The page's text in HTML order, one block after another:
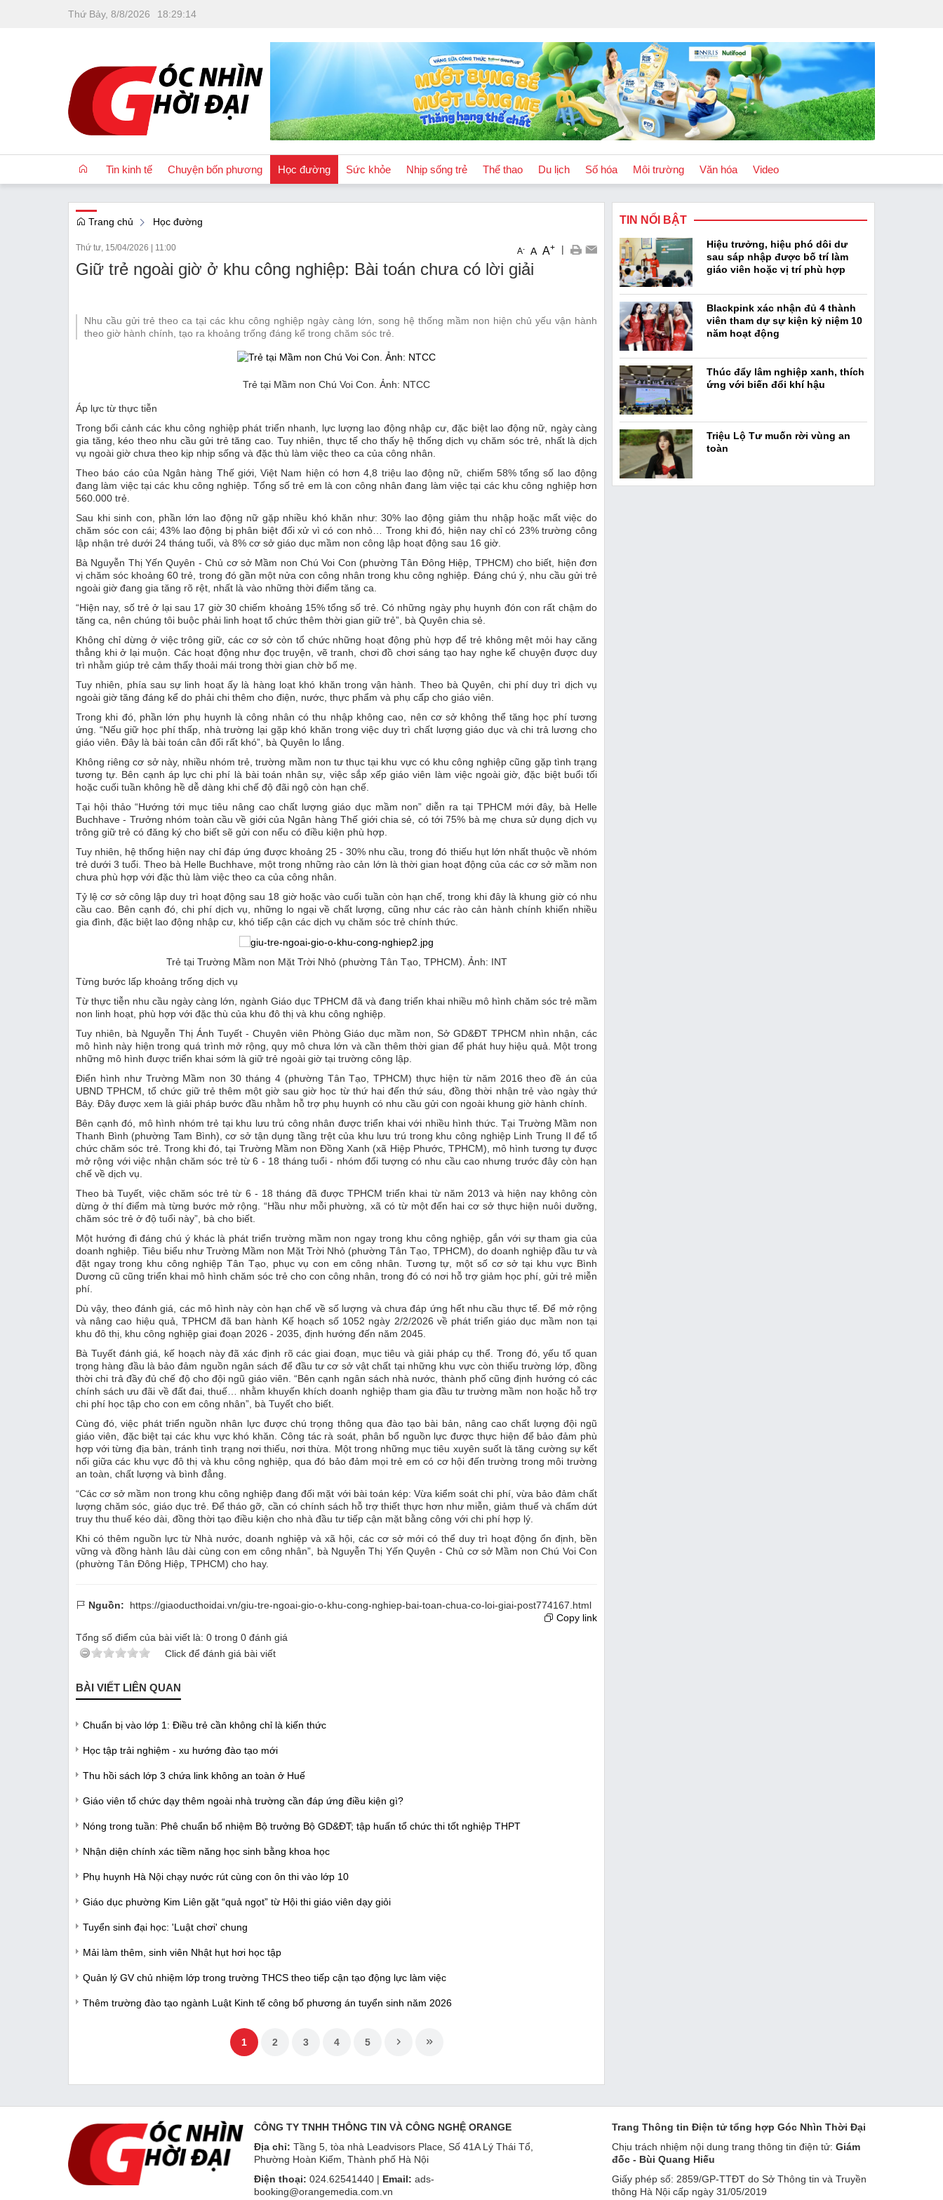
Thứ Bảy, 8/8/2026 18:29:15
Tin kinh tế
Tài chính
Thị trường
Chuyện bốn phương Học đường Sức khỏe Nhịp sống trẻ Thể thao Du lịch Số hóa Môi trường Văn hóa
Podcast
Video
Trang chủ Học đường
Thứ tư, 15/04/2026 11:00 A- A A+ |
Giữ trẻ ngoài giờ ở khu công nghiệp: Bài toán chưa có lời giải
Nhu cầu gửi trẻ theo ca tại các khu công nghiệp ngày càng lớn, song hệ thống mầm non hiện chủ yếu vận hành
theo giờ hành chính, tạo ra khoảng trống đáng kể trong chăm sóc trẻ.
Trẻ tại Mầm non Chú Voi Con. Ảnh: NTCC
Áp lực từ thực tiễn
Trong bối cảnh các khu công nghiệp phát triển nhanh, lực lượng lao động nhập cư, đặc biệt lao động nữ, ngày càng
gia tăng, kéo theo nhu cầu gửi trẻ tăng cao. Tuy nhiên, thực tế cho thấy hệ thống dịch vụ chăm sóc trẻ, nhất là dịch
vụ ngoài giờ chưa theo kịp nhịp sống và đặc thù làm việc theo ca của công nhân.
Theo báo cáo của Ngân hàng Thế giới, Việt Nam hiện có hơn 4,8 triệu lao động nữ, chiếm 58% tổng số lao động
đang làm việc tại các khu công nghiệp. Tổng số trẻ em là con công nhân đang làm việc tại các khu công nghiệp hơn
560.000 trẻ.
Sau khi sinh con, phần lớn lao động nữ gặp nhiều khó khăn như: 30% lao động giảm thu nhập hoặc mất việc do
chăm sóc con cái; 43% lao động bị phân biệt đối xử vì có con nhỏ… Trong khi đó, hiện nay chỉ có 23% trường công
lập nhận trẻ dưới 24 tháng tuổi, và 8% cơ sở giáo dục mầm non công lập hoạt động sau 16 giờ.
Bà Nguyễn Thị Yến Quyên - Chủ cơ sở Mầm non Chú Voi Con (phường Tân Đông Hiệp, TPHCM) cho biết, hiện đơn
vị chăm sóc khoảng 60 trẻ, trong đó gần một nửa con công nhân trong khu công nghiệp. Đáng chú ý, nhu cầu gửi trẻ
ngoài giờ đang gia tăng rõ rệt, nhất là vào những thời điểm tăng ca.
“Hiện nay, số trẻ ở lại sau 17 giờ 30 chiếm khoảng 15% tổng số trẻ. Có những ngày phụ huynh đón con rất chậm do
tăng ca, nên chúng tôi buộc phải linh hoạt tổ chức thêm thời gian giữ trẻ”, bà Quyên chia sẻ.
Không chỉ dừng ở việc trông giữ, các cơ sở còn tổ chức những hoạt động phù hợp để trẻ không mệt mỏi hay căng
thẳng khi ở lại muộn. Các hoạt động như đọc truyện, vẽ tranh, chơi đồ chơi sáng tạo hay nghe kể chuyện được duy
trì nhằm giúp trẻ cảm thấy thoải mái trong thời gian chờ bố mẹ.
Tuy nhiên, phía sau sự linh hoạt ấy là hàng loạt khó khăn trong vận hành. Theo bà Quyên, chi phí duy trì dịch vụ
ngoài giờ tăng đáng kể do phải chi thêm cho điện, nước, thực phẩm và phụ cấp cho giáo viên.
Trong khi đó, phần lớn phụ huynh là công nhân có thu nhập không cao, nên cơ sở không thể tăng học phí tương
ứng. “Nếu giữ học phí thấp, nhà trường lại gặp khó khăn trong việc duy trì chất lượng giáo dục và chi trả lương cho
giáo viên. Đây là bài toán cân đối rất khó”, bà Quyên lo lắng.
Không riêng cơ sở này, nhiều nhóm trẻ, trường mầm non tư thục tại khu vực có khu công nghiệp cũng gặp tình trạng
tương tự. Bên cạnh áp lực chi phí là bài toán nhân sự, việc sắp xếp giáo viên làm việc ngoài giờ, đặc biệt buổi tối
hoặc cuối tuần không hề dễ dàng khi chế độ đãi ngộ còn hạn chế.
Tại hội thảo “Hướng tới mục tiêu nâng cao chất lượng giáo dục mầm non” diễn ra tại TPHCM mới đây, bà Helle
Buchhave - Trưởng nhóm toàn cầu về giới của Ngân hàng Thế giới chia sẻ, có tới 75% bà mẹ chưa sử dụng dịch vụ
trông giữ trẻ có đăng ký cho biết sẽ gửi con nếu có điều kiện phù hợp.
Tuy nhiên, hệ thống hiện nay chỉ đáp ứng được khoảng 25 - 30% nhu cầu, trong đó thiếu hụt lớn nhất thuộc về nhóm
trẻ dưới 3 tuổi. Theo bà Helle Buchhave, một trong những rào cản lớn là thời gian hoạt động của các cơ sở mầm non
chưa phù hợp với đặc thù làm việc theo ca của công nhân.
Tỷ lệ cơ sở công lập duy trì hoạt động sau 18 giờ hoặc vào cuối tuần còn hạn chế, trong khi đây là khung giờ có nhu
cầu cao. Bên cạnh đó, chi phí dịch vụ, những lo ngại về chất lượng, cũng như các rào cản hành chính khiến nhiều
gia đình, đặc biệt lao động nhập cư, khó tiếp cận các dịch vụ chăm sóc trẻ chính thức.
Trẻ tại Trường Mầm non Mặt Trời Nhỏ (phường Tân Tạo, TPHCM). Ảnh: INT
Từng bước lấp khoảng trống dịch vụ
Từ thực tiễn nhu cầu ngày càng lớn, ngành Giáo dục TPHCM đã và đang triển khai nhiều mô hình chăm sóc trẻ mầm
non linh hoạt, phù hợp với đặc thù của khu đô thị và khu công nghiệp.
Tuy nhiên, bà Nguyễn Thị Ánh Tuyết - Chuyên viên Phòng Giáo dục mầm non, Sở GD&ĐT TPHCM nhìn nhận, các
mô hình này hiện trong quá trình mở rộng, quy mô chưa lớn và cần thêm thời gian để phát huy hiệu quả. Một trong
những mô hình được triển khai sớm là giữ trẻ ngoài giờ tại trường công lập.
Điển hình như Trường Mầm non 30 tháng 4 (phường Tân Tạo, TPHCM) thực hiện từ năm 2016 theo đề án của
UBND TPHCM, tổ chức giữ trẻ thêm một giờ sau giờ học từ thứ hai đến thứ sáu, đồng thời nhận trẻ vào ngày thứ
Bảy. Đây được xem là giải pháp bước đầu nhằm hỗ trợ phụ huynh có nhu cầu gửi con ngoài khung giờ hành chính.
Bên cạnh đó, mô hình nhóm trẻ tại khu lưu trú công nhân được triển khai với nhiều hình thức. Tại Trường Mầm non
Thanh Bình (phường Tam Bình), cơ sở tận dụng tầng trệt của khu lưu trú trong khu công nghiệp Linh Trung II để tổ
chức chăm sóc trẻ. Trong khi đó, tại Trường Mầm non Đồng Xanh (xã Hiệp Phước, TPHCM), mô hình tương tự được
mở rộng với việc nhận chăm sóc trẻ từ 6 - 18 tháng tuổi - nhóm đối tượng có nhu cầu cao nhưng trước đây còn hạn
chế về dịch vụ.
Theo bà Tuyết, việc chăm sóc trẻ từ 6 - 18 tháng đã được TPHCM triển khai từ năm 2013 và hiện nay không còn
dừng ở thí điểm mà từng bước mở rộng. “Hầu như mỗi phường, xã có từ một đến hai cơ sở thực hiện nuôi dưỡng,
chăm sóc trẻ ở độ tuổi này”, bà cho biết.
Một hướng đi đáng chú ý khác là phát triển trường mầm non ngay trong khu công nghiệp, gắn với sự tham gia của
doanh nghiệp. Tiêu biểu như Trường Mầm non Mặt Trời Nhỏ (phường Tân Tạo, TPHCM), do doanh nghiệp đầu tư và
đặt ngay trong khu công nghiệp Tân Tạo, phục vụ con em công nhân. Tương tự, một số cơ sở tại khu vực Bình
Dương cũ cũng triển khai mô hình chăm sóc trẻ cho con công nhân, trong đó có nơi hỗ trợ giảm học phí, gửi trẻ miễn
phí.
Dù vậy, theo đánh giá, các mô hình này còn hạn chế về số lượng và chưa đáp ứng hết nhu cầu thực tế. Để mở rộng
và nâng cao hiệu quả, TPHCM đã ban hành Kế hoạch số 1052 ngày 2/2/2026 về phát triển giáo dục mầm non tại
khu đô thị, khu công nghiệp giai đoạn 2026 - 2035, định hướng đến năm 2045.
Bà Tuyết đánh giá, kế hoạch này đã xác định rõ các giai đoạn, mục tiêu và giải pháp cụ thể. Trong đó, yếu tố quan
trọng hàng đầu là bảo đảm nguồn ngân sách để đầu tư cơ sở vật chất tại những khu vực còn thiếu trường lớp, đồng
thời chi trả đầy đủ chế độ cho đội ngũ giáo viên. “Bên cạnh ngân sách nhà nước, thành phố cũng định hướng có các
chính sách ưu đãi về đất đai, thuế… nhằm khuyến khích doanh nghiệp tham gia đầu tư trường mầm non hoặc hỗ trợ
chi phí học tập cho con em công nhân”, bà Tuyết cho biết.
Cùng đó, việc phát triển nguồn nhân lực được chú trọng thông qua đào tạo bài bản, nâng cao chất lượng đội ngũ
giáo viên, đặc biệt tại các khu vực khó khăn. Công tác rà soát, phân bổ nguồn lực được thực hiện để bảo đảm phù
hợp với từng địa bàn, tránh tình trạng nơi thiếu, nơi thừa. Một trong những mục tiêu xuyên suốt là tăng cường sự kết
nối giữa các khu vực đô thị và khu công nghiệp, qua đó bảo đảm mọi trẻ em có cơ hội đến trường trong môi trường
an toàn, chất lượng và bình đẳng.
“Các cơ sở mầm non trong khu công nghiệp đang đối mặt với bài toán kép: Vừa kiểm soát chi phí, vừa bảo đảm chất
lượng chăm sóc, giáo dục trẻ. Để tháo gỡ, cần có chính sách hỗ trợ thiết thực hơn như miễn, giảm thuế và chấm dứt
truy thu thuế kéo dài, đồng thời tạo điều kiện cho nhà đầu tư tiếp cận mặt bằng công với chi phí hợp lý.
Khi có thêm nguồn lực từ Nhà nước, doanh nghiệp và xã hội, các cơ sở mới có thể duy trì hoạt động ổn định, bền
vững và đồng hành lâu dài cùng con em công nhân”, bà Nguyễn Thị Yến Quyên - Chủ cơ sở Mầm non Chú Voi Con
(phường Tân Đông Hiệp, TPHCM) cho hay.
Nguồn:
https://giaoducthoidai.vn/giu-tre-ngoai-gio-o-khu-cong-nghiep-bai-toan-chua-co-loi-giai-post774167.html
Copy link
Tổng số điểm của bài viết là: 0 trong 0 đánh giá
Click để đánh giá bài viết
BÀI VIẾT LIÊN QUAN
Chuẩn bị vào lớp 1: Điều trẻ cần không chỉ là kiến thức
Học tập trải nghiệm - xu hướng đào tạo mới
Thu hồi sách lớp 3 chứa link không an toàn ở Huế
Giáo viên tổ chức dạy thêm ngoài nhà trường cần đáp ứng điều kiện gì?
Nóng trong tuần: Phê chuẩn bổ nhiệm Bộ trưởng Bộ GD&ĐT; tập huấn tổ chức thi tốt nghiệp THPT
Nhận diện chính xác tiềm năng học sinh bằng khoa học
Phụ huynh Hà Nội chạy nước rút cùng con ôn thi vào lớp 10
Giáo dục phường Kim Liên gặt “quả ngọt” từ Hội thi giáo viên dạy giỏi
Tuyển sinh đại học: 'Luật chơi' chung
Mải làm thêm, sinh viên Nhật hụt hơi học tập
Quản lý GV chủ nhiệm lớp trong trường THCS theo tiếp cận tạo động lực làm việc
Thêm trường đào tạo ngành Luật Kinh tế công bố phương án tuyển sinh năm 2026
1 2 3 4 5
TIN NỔI BẬT
Hiệu trưởng, hiệu phó dôi dư
sau sáp nhập được bố trí làm
giáo viên hoặc vị trí phù hợp
Blackpink xác nhận đủ 4 thành
viên tham dự sự kiện kỷ niệm 10
năm hoạt động
Thúc đẩy lâm nghiệp xanh, thích
ứng với biến đổi khí hậu
Triệu Lộ Tư muốn rời vùng an
toàn
CÔNG TY TNHH THÔNG TIN VÀ CÔNG NGHỆ ORANGE
Địa chỉ: Tầng 5, tòa nhà Leadvisors Place, Số 41A Lý Thái Tổ,
Phường Hoàn Kiếm, Thành phố Hà Nội
Điện thoại: 024.62541440 | Email: ads-
booking@orangemedia.com.vn
Trang Thông tin Điện tử tổng hợp Góc Nhìn Thời Đại
Chịu trách nhiệm nội dung trang thông tin điện tử: Giám
đốc - Bùi Quang Hiếu
Giấy phép số: 2859/GP-TTĐT do Sở Thông tin và Truyền
thông Hà Nội cấp ngày 31/05/2019